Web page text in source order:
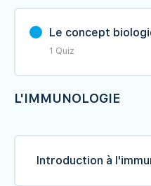
III- Le test de
naturelle
Le concept
1 Quiz
Contenu du Leçon
La génétiques des
L'IMMUNOLOGIE
Introduction à